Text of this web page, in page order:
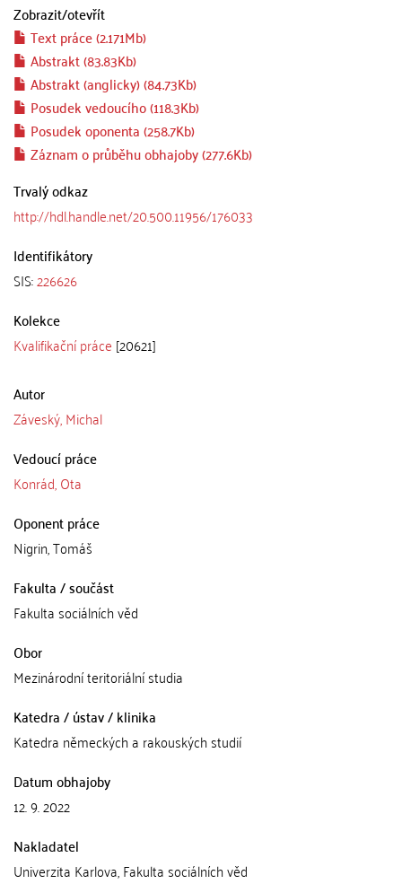
Zobrazit/otevřít
Text práce (2.171Mb)
Abstrakt (83.83Kb)
Abstrakt (anglicky) (84.73Kb)
Posudek vedoucího (118.3Kb)
Posudek oponenta (258.7Kb)
Záznam o průběhu obhajoby (277.6Kb)
Trvalý odkaz
http://hdl.handle.net/20.500.11956/176033
Identifikátory
SIS:226626
Kolekce
Kvalifikační práce [20621]
Autor
Záveský, Michal
Vedoucí práce
Konrád, Ota
Oponent práce
Nigrin, Tomáš
Fakulta / součást
Fakulta sociálních věd
Obor
Mezinárodní teritoriální studia
Katedra / ústav / klinika
Katedra německých a rakouských studií
Datum obhajoby
12. 9. 2022
Nakladatel
Univerzita Karlova, Fakulta sociálních věd